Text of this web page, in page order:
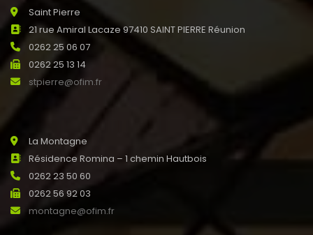
Saint Pierre
21 rue Amiral Lacaze 97410 SAINT PIERRE Réunion
0262 25 06 07
0262 25 13 14
stpierre@ofim.fr
La Montagne
Résidence Romina – 1 chemin Hautbois
0262 23 50 60
0262 56 92 03
montagne@ofim.fr